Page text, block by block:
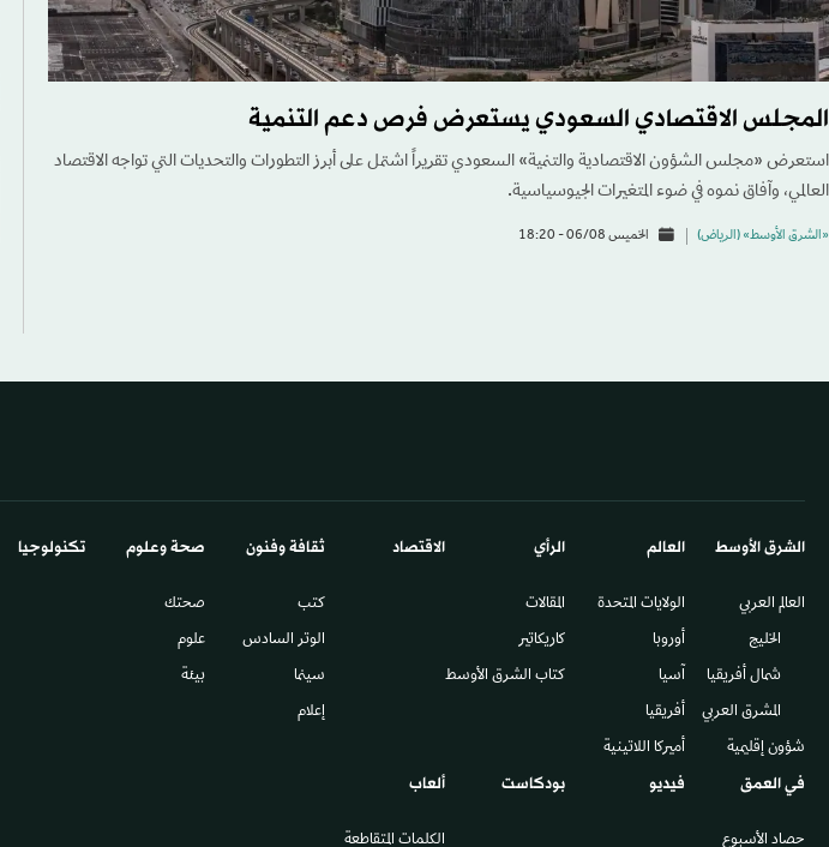
المجلس الاقتصادي السعودي يستعرض فرص دعم التنمية
استعرض «مجلس الشؤون الاقتصادية والتنمية» السعودي تقريراً اشتمل على أبرز التطورات والتحديات التي تواجه الاقتصاد
العالمي، وآفاق نموه في ضوء المتغيرات الجيوسياسية.
«الشرق الأوسط» (الرياض) الخميس 06/08 - 18:20
الشرق الأوسط​
العالم العربي
الخليج
شمال أفريقيا
المشرق العربي
شؤون إقليمية
العالم
الولايات المتحدة
أوروبا
آسيا
أفريقيا
أميركا اللاتينية
الرأي
المقالات
كاريكاتير
كتاب الشرق الأوسط
الاقتصاد ثقافة وفنون
كتب
الوتر السادس​
سينما
إعلام
صحة وعلوم
صحتك
علوم
بيئة
تكنولوجيا
في العمق
حصاد الأسبوع
فيديو بودكاست ألعاب
الكلمات المتقاطعة